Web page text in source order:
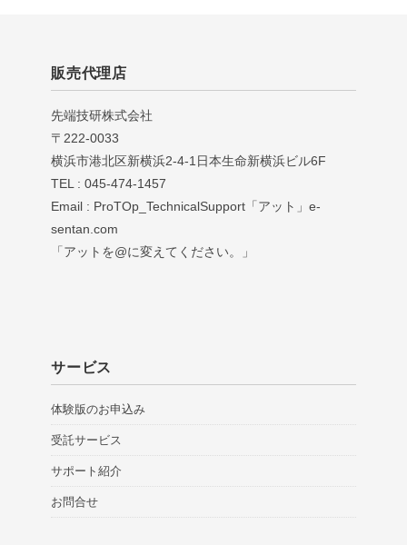
販売代理店
先端技研株式会社
〒222-0033
横浜市港北区新横浜2-4-1日本生命新横浜ビル6F
TEL : 045-474-1457
Email : ProTOp_TechnicalSupport「アット」e-
sentan.com
「アットを@に変えてください。」
サービス
体験版のお申込み
受託サービス
サポート紹介
お問合せ